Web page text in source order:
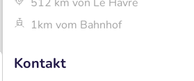
1km vom Bahnhof
Kontakt